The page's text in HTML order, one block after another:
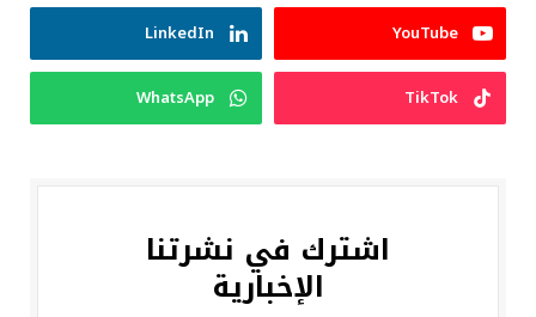
YouTube
LinkedIn
TikTok
WhatsApp
اشترك في نشرتنا
الإخبارية